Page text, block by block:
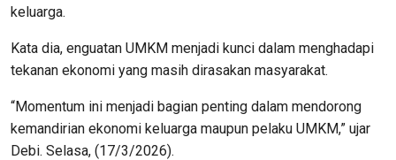
keluarga.
Kata dia, enguatan UMKM menjadi kunci dalam menghadapi
tekanan ekonomi yang masih dirasakan masyarakat.
“Momentum ini menjadi bagian penting dalam mendorong
kemandirian ekonomi keluarga maupun pelaku UMKM,” ujar
Debi. Selasa, (17/3/2026).